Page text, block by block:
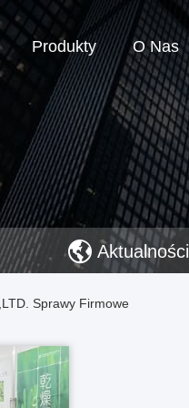
Produkty O Nas
Aktualności
Sprawy Firmowe